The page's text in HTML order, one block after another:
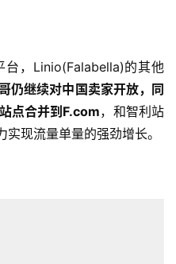
台，Linio(Falabella)的其他
仍继续对中国卖家开放，同
点合并到F.com，和智利站
现流量单量的强劲增长。